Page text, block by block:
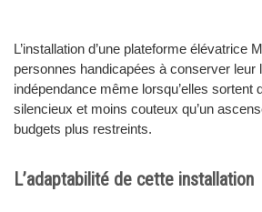
L’installation d’une plateforme élévatrice
personnes handicapées à conserver leur
indépendance même lorsqu’elles sortent
silencieux et moins couteux qu’un
budgets plus restreints.
L’adaptabilité de cette installation